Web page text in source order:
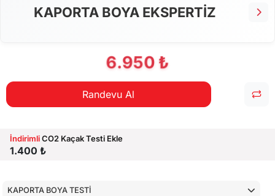
KAPORTA BOYA EKSPERTİZ
6.950 ₺
Randevu Al
İndirimliCO2 Kaçak Testi Ekle
1.400 ₺
KAPORTA BOYA TESTİ